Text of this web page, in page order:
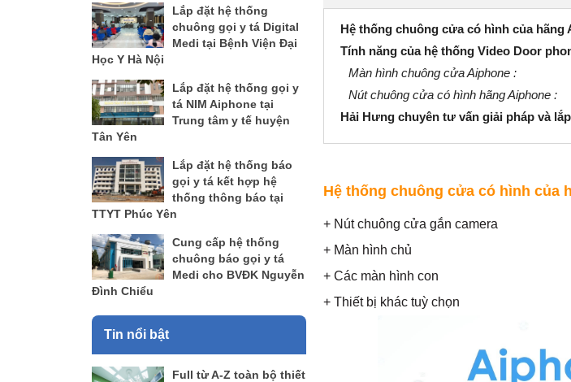
Lắp đặt hệ thống
chuông gọi y tá Digital
Medi tại Bệnh Viện Đại
Học Y Hà Nội
Lắp đặt hệ thống gọi y
tá NIM Aiphone tại
Trung tâm y tế huyện
Tân Yên
Lắp đặt hệ thống báo
gọi y tá kết hợp hệ
thống thông báo tại
TTYT Phúc Yên
Cung cấp hệ thống
chuông báo gọi y tá
Medi cho BVĐK Nguyễn
Đình Chiểu
Tin nổi bật
Full từ A-Z toàn bộ thiết
Hệ thống chuông cửa có hình của hãng
Tính năng của hệ thống Video Door
Màn hình chuông cửa Aiphone :
Nút chuông cửa có hình hãng Aiphone :
Hải Hưng chuyên tư vấn giải pháp và
Hệ thống chuông cửa có hình của
+ Nút chuông cửa gắn camera
+ Màn hình chủ
+ Các màn hình con
+ Thiết bị khác tuỳ chọn